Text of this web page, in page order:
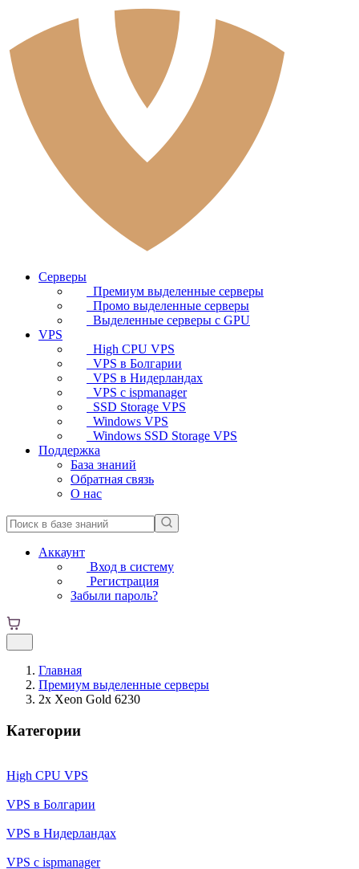
Серверы
Премиум выделенные серверы
Промо выделенные серверы
Выделенные серверы с GPU
VPS
High CPU VPS
VPS в Болгарии
VPS в Нидерландах
VPS с ispmanager
SSD Storage VPS
Windows VPS
Windows SSD Storage VPS
Поддержка
База знаний
Обратная связь
О нас
Аккаунт
Вход в систему
Регистрация
Забыли пароль?
Главная
Премиум выделенные серверы
2x Xeon Gold 6230
Категории
High CPU VPS
VPS в Болгарии
VPS в Нидерландах
VPS с ispmanager